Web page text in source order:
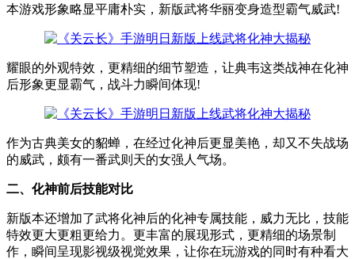
本游戏形象略显平庸朴实，新版武将华丽变身造型霸气威武!
耀眼的外观特效，更精细的细节塑造，让典韦这类战神在化神
后形象更显霸气，战斗力瞬间体现!
作为古典美女的貂蝉，在经过化神后更显美艳，却又不失战场
的威武，颇有一番武则天的女强人气场。
二、化神前后技能对比
新版本还增加了武将化神后的化神专属技能，威力无比，技能
特效更大更粗更给力。更丰富的展现形式，更精细的场景制
作，瞬间呈现影视级视觉效果，让你在玩游戏的同时有种看大